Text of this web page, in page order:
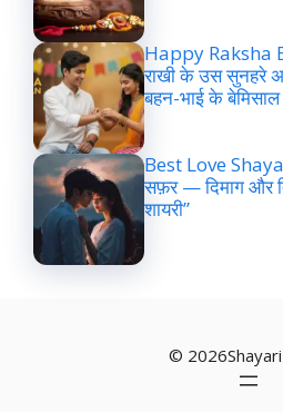
Happy Raksha
राखी के उस सुनहरे
बहन-भाई के बेमिसाल
Best Love
सफ़र — दिमाग और
शायरी”
©